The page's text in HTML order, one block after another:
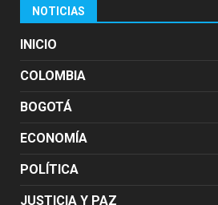
NOTICIAS
INICIO
COLOMBIA
BOGOTÁ
ECONOMÍA
POLÍTICA
JUSTICIA Y PAZ